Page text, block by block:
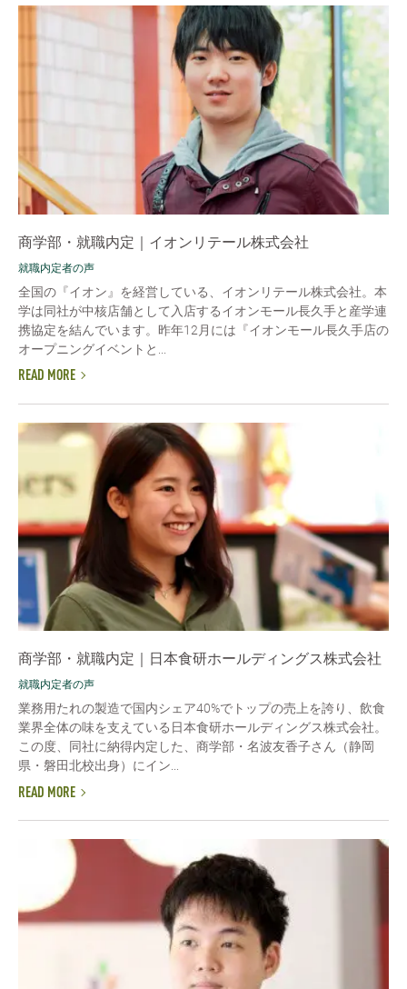
商学部・就職内定｜イオンリテール株式会社
就職内定者の声
全国の『イオン』を経営している、イオンリテール株式会社。本
学は同社が中核店舗として入店するイオンモール長久手と産学連
携協定を結んでいます。昨年12月には『イオンモール長久手店の
オープニングイベントと...
READ MORE
商学部・就職内定｜日本食研ホールディングス株式会社
就職内定者の声
業務用たれの製造で国内シェア40%でトップの売上を誇り、飲食
業界全体の味を支えている日本食研ホールディングス株式会社。
この度、同社に納得内定した、商学部・名波友香子さん（静岡
県・磐田北校出身）にイン...
READ MORE